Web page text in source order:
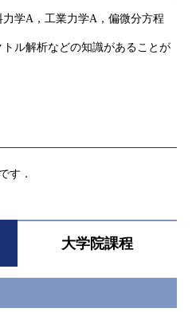
学A，工業力学A，偏微分方程
ル解析などの知識があることが
す．
大学院課程